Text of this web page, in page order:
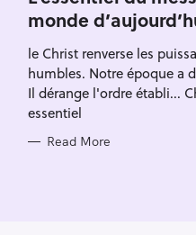
G
O
I
E
S
monde
le Christ renverse les
humbles. Notre époque a
Il dérange l'ordre établi...
essentiel
Read More
h
o
r